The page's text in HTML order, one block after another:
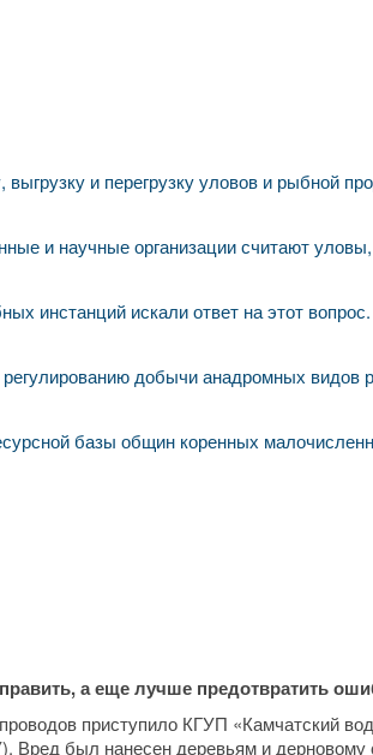
и перегрузку уловов и рыбной
и научные организации считают
инстанций искали ответ на этот
добычи анадромных
базы общин коренных
а еще лучше предотвратить
приступило КГУП «Камчатский
Вред был нанесен деревьям и